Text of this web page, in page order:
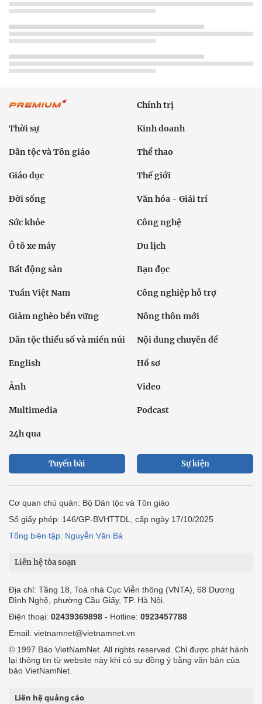
Chính trị
Thời sự Kinh doanh
Dân tộc và Tôn giáo Thể thao
Giáo dục Thế giới
Đời sống Văn hóa - Giải trí
Sức khỏe Công nghệ
Ô tô xe máy Du lịch
Bất động sản Bạn đọc
Tuần Việt Nam Công nghiệp hỗ trợ
Giảm nghèo bền vững Nông thôn mới
Dân tộc thiểu số và miền núi Nội dung chuyên đề
English Hồ sơ
Ảnh Video
Multimedia Podcast
24h qua
Tuyến bài Sự kiện
Cơ quan chủ quản: Bộ Dân tộc và Tôn giáo
Số giấy phép: 146/GP-BVHTTDL, cấp ngày 17/10/2025
Tổng biên tập: Nguyễn Văn Bá
Liên hệ tòa soạn
Địa chỉ: Tầng 18, Toà nhà Cục Viễn thông (VNTA), 68 Dương
Đình Nghệ, phường Cầu Giấy, TP. Hà Nội.
Điện thoại: 02439369898 - Hotline: 0923457788
Email: vietnamnet@vietnamnet.vn
© 1997 Báo VietNamNet. All rights reserved. Chỉ được phát hành
lại thông tin từ website này khi có sự đồng ý bằng văn bản của
báo VietNamNet.
Liên hệ quảng cáo